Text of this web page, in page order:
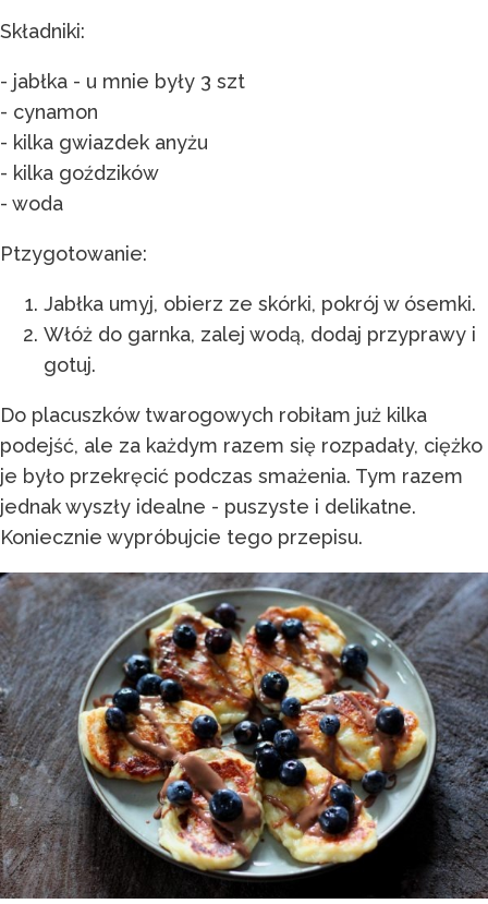
Składniki:
- jabłka - u mnie były 3 szt
- cynamon
- kilka gwiazdek anyżu
- kilka goździków
- woda
Ptzygotowanie:
Jabłka umyj, obierz ze skórki, pokrój w ósemki.
Włóż do garnka, zalej wodą, dodaj przyprawy i
gotuj.
Do placuszków twarogowych robiłam już kilka
podejść, ale za każdym razem się rozpadały, ciężko
je było przekręcić podczas smażenia. Tym razem
jednak wyszły idealne - puszyste i delikatne.
Koniecznie wypróbujcie tego przepisu.